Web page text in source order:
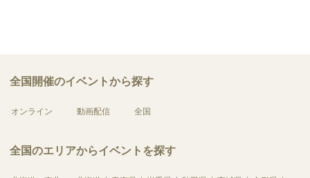
全国開催のイベントから探す
オンライン 動画配信 全国
全国のエリアからイベントを探す